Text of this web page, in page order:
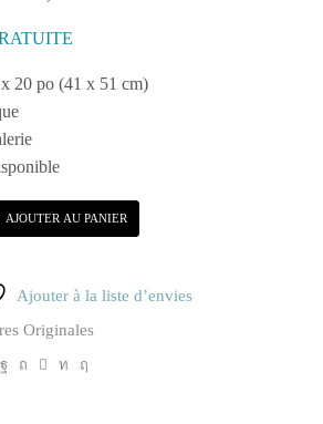
20 po (41 x 51 cm)
AJOUTER AU PANIER
Ajouter à la liste d’envies
Originales